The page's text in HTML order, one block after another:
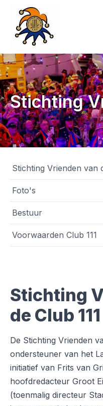
Stichting Vrienden van
Foto's
Bestuur
Voorwaarden Club 111
Stichting
de Club 111
De Stichting Vrienden
ondersteuner van het
initiatief van Frits van
hoofdredacteur Groot
(toenmalig directeur